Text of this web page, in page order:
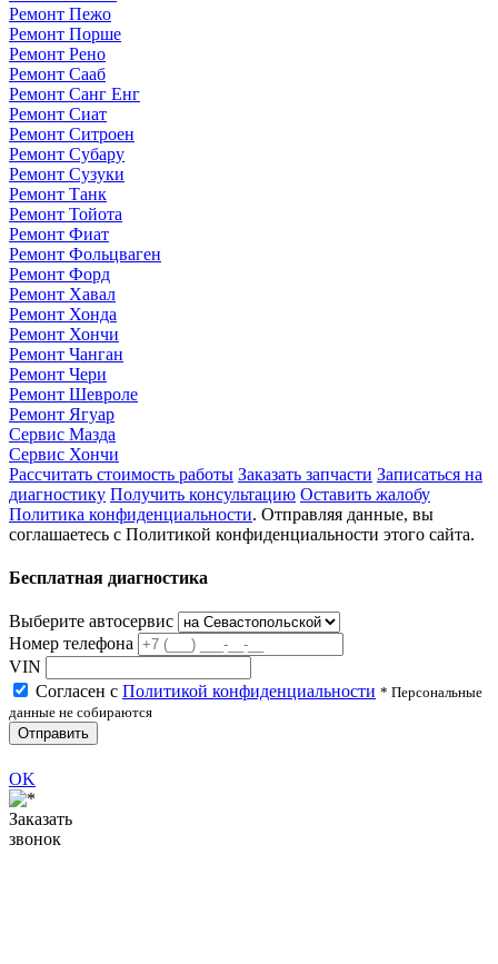
Ремонт Пежо
Ремонт Порше
Ремонт Рено
Ремонт Сааб
Ремонт Санг Енг
Ремонт Сиат
Ремонт Ситроен
Ремонт Субару
Ремонт Сузуки
Ремонт Танк
Ремонт Тойота
Ремонт Фиат
Ремонт Фольцваген
Ремонт Форд
Ремонт Хавал
Ремонт Хонда
Ремонт Хончи
Ремонт Чанган
Ремонт Чери
Ремонт Шевроле
Ремонт Ягуар
Сервис Мазда
Сервис Хончи
Рассчитать стоимость работы Заказать запчасти Записаться на
диагностику Получить консультацию Оставить жалобу
Политика конфиденциальности. Отправляя данные, вы
соглашаетесь с Политикой конфиденциальности этого сайта.
Бесплатная диагностика
Выберите автосервис
Номер телефона
VIN
Согласен с Политикой конфиденциальности * Персональные
данные не собираются
Отправить
OK
Заказать
звонок